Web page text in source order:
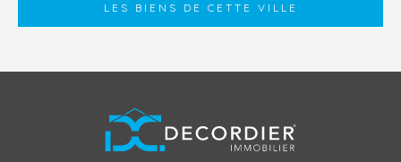
LES BIENS DE CETTE VILLE